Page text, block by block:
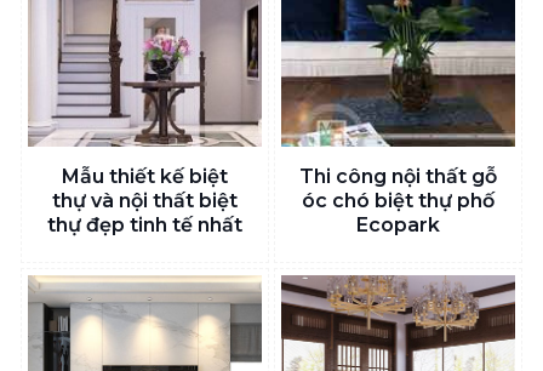
Mẫu thiết kế biệt
thự và nội thất biệt
thự đẹp tinh tế nhất
Thi công nội thất gỗ
óc chó biệt thự phố
Ecopark